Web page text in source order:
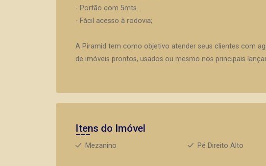
- Portão com 5mts.
- Fácil acesso à rodovia;
A Piramid tem como objetivo atender seus clientes com
de imóveis prontos, usados ou mesmo nos principais
Itens do Imóvel
Mezanino Pé Direito Alto